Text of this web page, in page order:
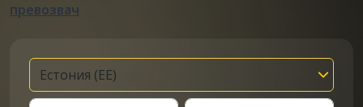
превозвач